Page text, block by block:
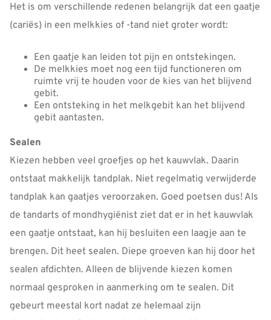
Het is om verschillende redenen belangrijk dat een gaatje
(cariës) in een melkkies of -tand niet groter wordt:
Een gaatje kan leiden tot pijn en ontstekingen.
De melkkies moet nog een tijd functioneren om
ruimte vrij te houden voor de kies van het blijvend
gebit.
Een ontsteking in het melkgebit kan het blijvend
gebit aantasten.
Sealen
Kiezen hebben veel groefjes op het kauwvlak. Daarin
ontstaat makkelijk tandplak. Niet regelmatig verwijderde
tandplak kan gaatjes veroorzaken. Goed poetsen dus! Als
de tandarts of mondhygiënist ziet dat er in het kauwvlak
een gaatje ontstaat, kan hij besluiten een laagje aan te
brengen. Dit heet sealen. Diepe groeven kan hij door het
sealen afdichten. Alleen de blijvende kiezen komen
normaal gesproken in aanmerking om te sealen. Dit
gebeurt meestal kort nadat ze helemaal zijn